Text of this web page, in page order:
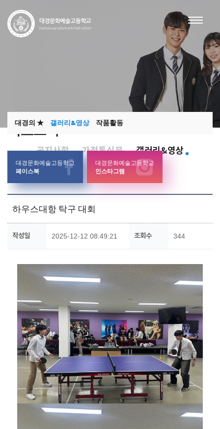
학교소식
공지사항 가정통신문 갤러리&영상
대경의 ★ 갤러리&영상 작품활동
대경문화예술고등학교
페이스북
대경문화예술고등학교
인스타그램
하우스대항 탁구 대회
작성일 2025-12-12 08:49:21 조회수 344